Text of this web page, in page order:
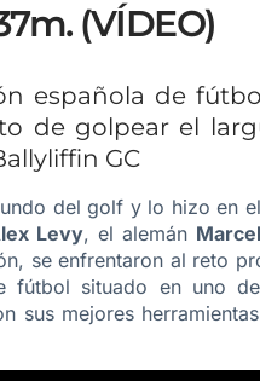
(VÍDEO)
española de
de golpear el
GC
del golf y lo hizo en el
Levy, el alemán
se enfrentaron al reto
situado en uno
sus mejores